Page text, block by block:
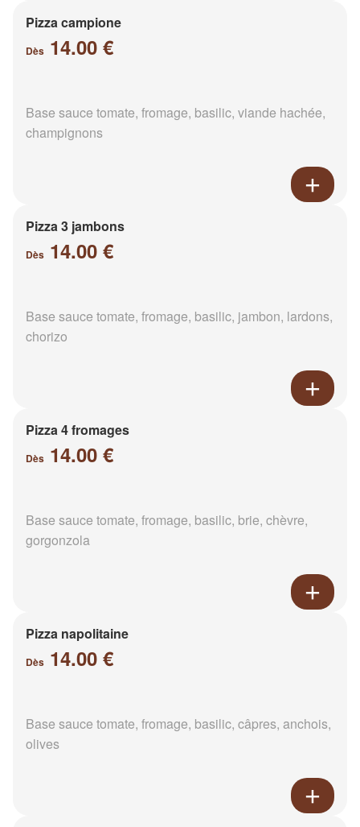
Pizza campione
Dès 14.00 €
Base sauce tomate, fromage, basilic, viande hachée,
champignons
Pizza 3 jambons
Dès 14.00 €
Base sauce tomate, fromage, basilic, jambon, lardons,
chorizo
Pizza 4 fromages
Dès 14.00 €
Base sauce tomate, fromage, basilic, brie, chèvre,
gorgonzola
Pizza napolitaine
Dès 14.00 €
Base sauce tomate, fromage, basilic, câpres, anchois,
olives